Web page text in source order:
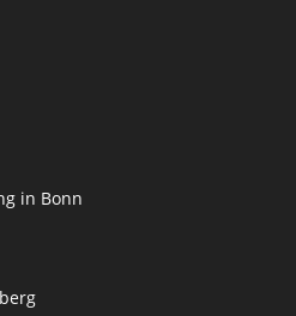
in Bonn